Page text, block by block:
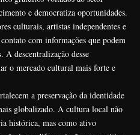
e democratiza oportunidades.
culturais, artistas independentes e
com informações que podem
A descentralização desse
o mercado cultural mais forte e
a preservação da identidade
globalizado. A cultura local não
histórica, mas como ativo